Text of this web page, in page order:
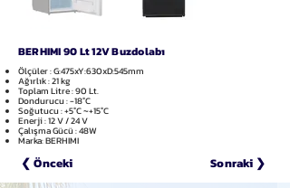
BERHIMI 90 Lt 12V Buzdolabı
Ölçüler : G:475xY:630xD:545mm
Ağırlık : 21 kg
Toplam Litre : 90 Lt.
Dondurucu : -18°C
Soğutucu : +5°C ~+15°C
Enerji : 12 V / 24 V
Çalışma Gücü : 48W
Marka: BERHIMI
❮ Önceki Sonraki ❯